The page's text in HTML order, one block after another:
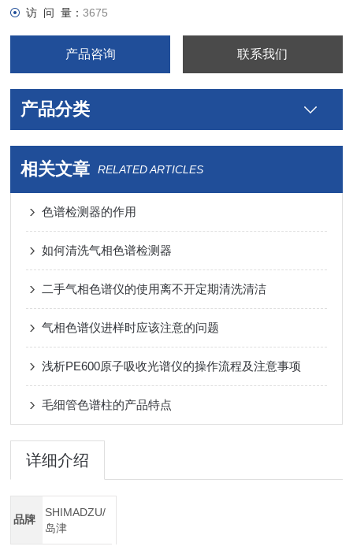
访 问 量：3675
产品咨询 联系我们
产品分类
相关文章 RELATED ARTICLES
色谱检测器的作用
如何清洗气相色谱检测器
二手气相色谱仪的使用离不开定期清洗清洁
气相色谱仪进样时应该注意的问题
浅析PE600原子吸收光谱仪的操作流程及注意事项
毛细管色谱柱的产品特点
详细介绍
品牌
SHIMADZU/
岛津